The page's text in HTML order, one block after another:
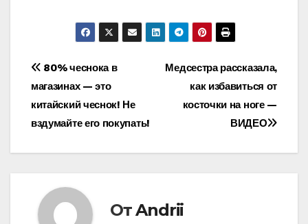
Навигация
по
записям
Медсестра рассказала,
как избавиться от
косточки на ноге —
ВИДЕО
80% чеснока в
магазинах — это
китайский чеснок! Не
вздумайте его покупать!
ОтAndrii